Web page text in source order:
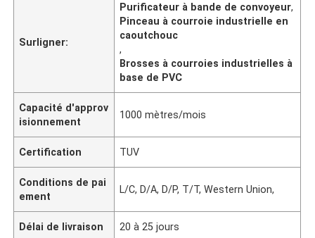
Surligner:
Purificateur à bande de convoyeur,
Pinceau à courroie industrielle en
caoutchouc
,
Brosses à courroies industrielles à
base de PVC
Capacité d'approv
isionnement
1000 mètres/mois
Certification TUV
Conditions de pai
ement
L/C, D/A, D/P, T/T, Western Union,
Délai de livraison 20 à 25 jours